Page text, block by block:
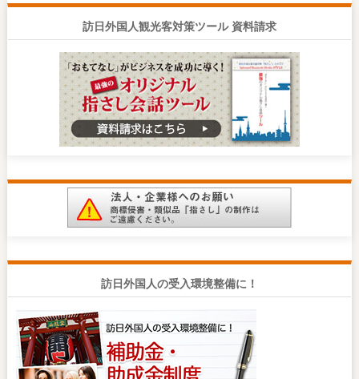
訪日外国人観光客対策ツール 資料請求
訪日外国人の受入環境整備に！